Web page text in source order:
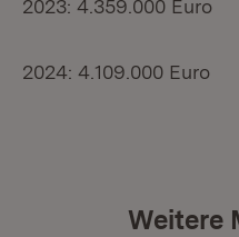
2023: 4.359.000 Euro
2024: 4.109.000 Euro
Weitere